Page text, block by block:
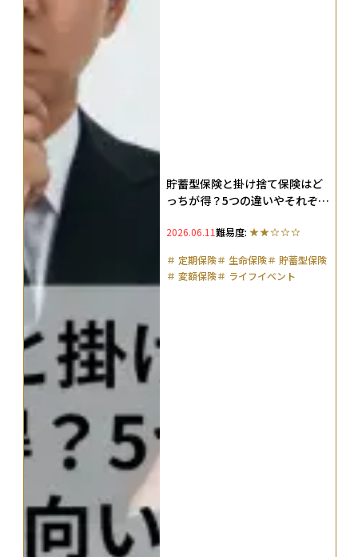
貯蓄型保険と掛け捨て保険はど
っちが得？5つの違いやそれぞれ
2026.06.11難易度:
＃ 定期保険＃ 生命保険＃ 貯蓄型保険
＃ 変額保険＃ ライフイベント